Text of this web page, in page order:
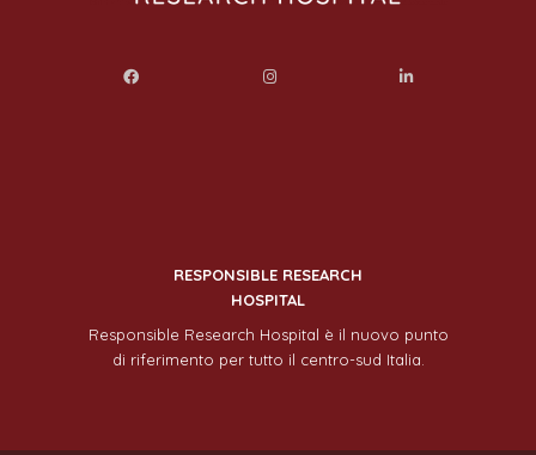
RESPONSIBLE RESEARCH
HOSPITAL
Responsible Research Hospital è il nuovo punto
di riferimento per tutto il centro-sud Italia.